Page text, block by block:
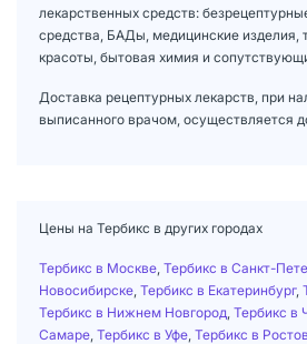
лекарственных средств:
средства, БАДы, медицинские изделия,
красоты, бытовая химия и
Доставка рецептурных лекарств, при
выписанного врачом, осуществляется
Цены на Тербикс в других городах
Тербикс в Москве Тербикс в Санкт-
Новосибирске Тербикс в Екатеринбург,
Тербикс в Нижнем Новгород Тербикс в
Самаре Тербикс в Уфе Тербикс в